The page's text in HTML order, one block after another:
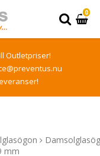
0
Outletpriser!
mm